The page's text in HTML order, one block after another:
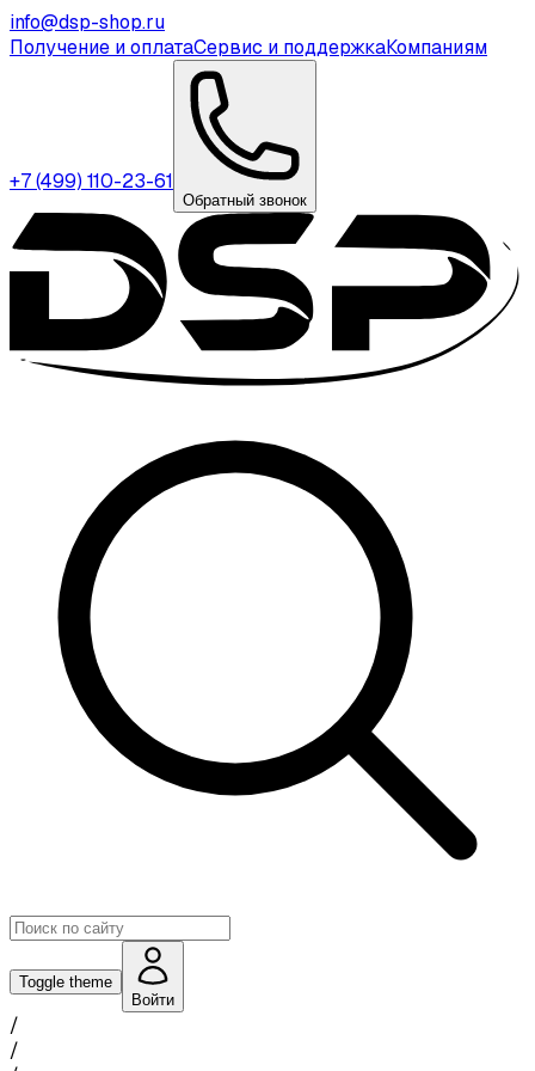
info@dsp-shop.ru
Получение и оплатаСервис и поддержкаКомпаниям
+7 (499) 110-23-61
Обратный звонок
Toggle theme
Войти
/
/